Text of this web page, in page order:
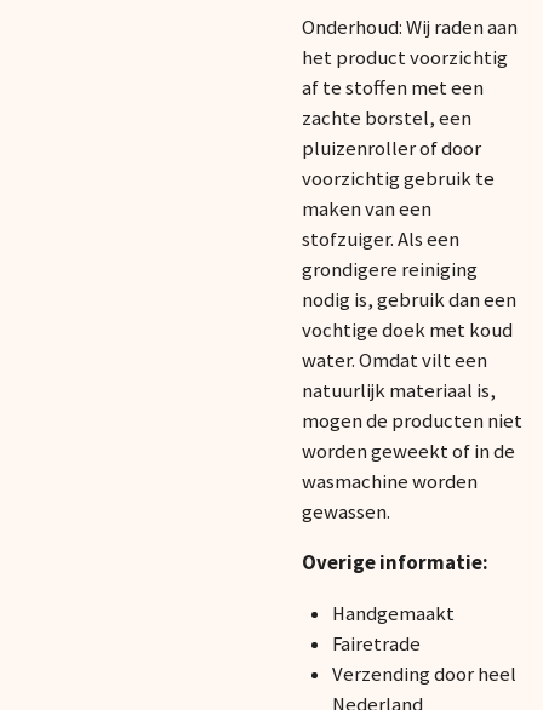
Onderhoud: Wij raden aan
het product voorzichtig
af te stoffen met een
zachte borstel, een
pluizenroller of door
voorzichtig gebruik te
maken van een
stofzuiger. Als een
grondigere reiniging
nodig is, gebruik dan een
vochtige doek met koud
water. Omdat vilt een
natuurlijk materiaal is,
mogen de producten niet
worden geweekt of in de
wasmachine worden
gewassen.
Overige informatie:
Handgemaakt
Fairetrade
Verzending door heel
Nederland